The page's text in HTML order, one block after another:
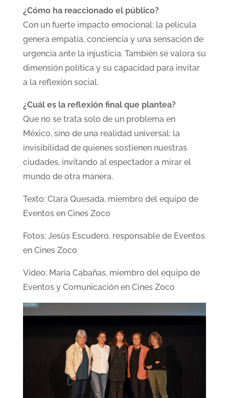
¿Cómo ha reaccionado el público?
Con un fuerte impacto emocional: la película
genera empatía, conciencia y una sensación de
urgencia ante la injusticia. También se valora su
dimensión política y su capacidad para invitar
a la reflexión social.
¿Cuál es la reflexión final que plantea?
Que no se trata solo de un problema en
México, sino de una realidad universal: la
invisibilidad de quienes sostienen nuestras
ciudades, invitando al espectador a mirar el
mundo de otra manera.
Texto: Clara Quesada, miembro del equipo de
Eventos en Cines Zoco
Fotos: Jesús Escudero, responsable de Eventos
en Cines Zoco
Video: María Cabañas, miembro del equipo de
Eventos y Comunicación en Cines Zoco